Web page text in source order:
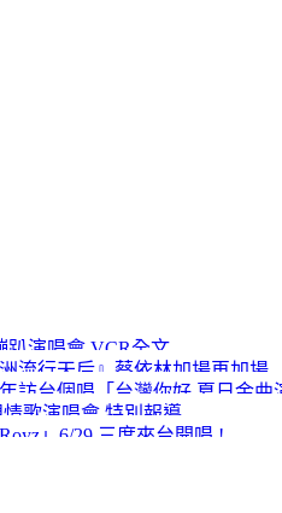
趴演唱會 VCR全文
流行天后』蔡依林加場再加場
訪台個唱「台灣你好 夏日金曲
情歌演唱會 特別報導
」6/29 三度來台開唱 !